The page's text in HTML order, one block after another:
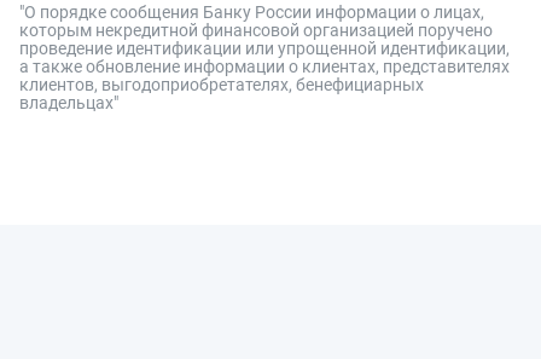
"О порядке сообщения Банку России информации о лицах,
которым некредитной финансовой организацией поручено
проведение идентификации или упрощенной идентификации,
а также обновление информации о клиентах, представителях
клиентов, выгодоприобретателях, бенефициарных
владельцах"